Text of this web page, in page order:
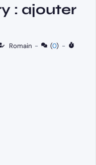
: ajouter
Romain - (0) -